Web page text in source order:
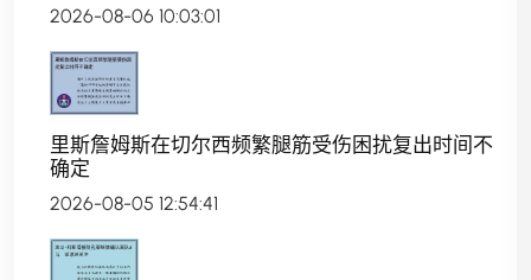
2026-08-06 10:03:01
里斯詹姆斯在切尔西频繁腿筋受伤困扰复出时间不
确定
2026-08-05 12:54:41